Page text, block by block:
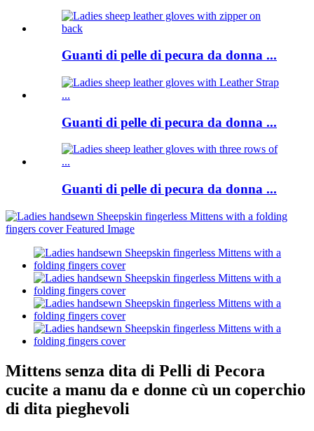
Guanti di pelle di pecura da donna ...
Guanti di pelle di pecura da donna ...
Guanti di pelle di pecura da donna ...
Mittens senza dita di Pelli di Pecora
cucite a manu da e donne cù un coperchio
di dita pieghevoli